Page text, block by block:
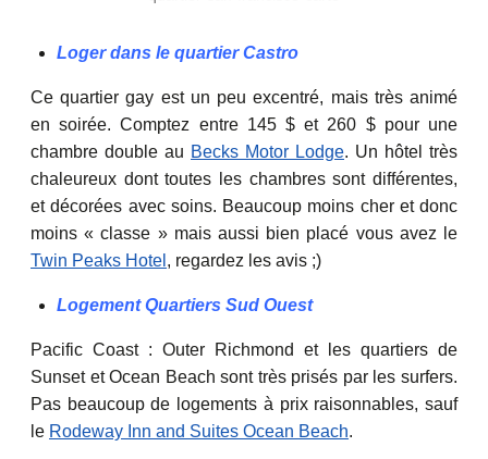
Loger dans le quartier Castro
Ce quartier gay est un peu excentré, mais très animé
en soirée. Comptez entre 145 $ et 260 $ pour une
chambre double au Becks Motor Lodge. Un hôtel très
chaleureux dont toutes les chambres sont différentes,
et décorées avec soins. Beaucoup moins cher et donc
moins « classe » mais aussi bien placé vous avez le
Twin Peaks Hotel , regardez les avis ;)
Logement Quartiers Sud Ouest
Pacific Coast : Outer Richmond et les quartiers de
Sunset et Ocean Beach sont très prisés par les surfers.
Pas beaucoup de logements à prix raisonnables, sauf
le Rodeway Inn and Suites Ocean Beach.